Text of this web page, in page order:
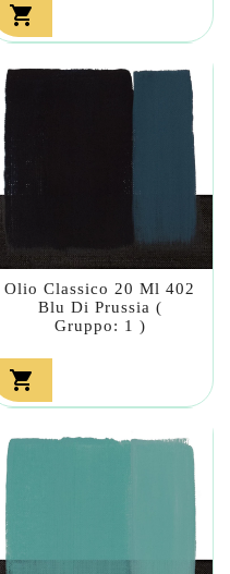

Olio Classico 20 Ml 402
Blu Di Prussia (
Gruppo: 1 )
